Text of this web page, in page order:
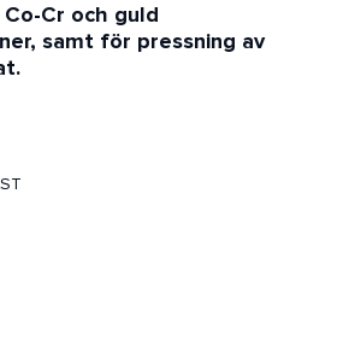
Cr och guld
samt för pressning av